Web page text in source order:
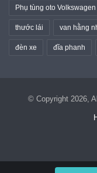
Phụ tùng oto Volkswagen
thước lái van hằng
đèn xe đĩa phanh
© Copyright 2026,